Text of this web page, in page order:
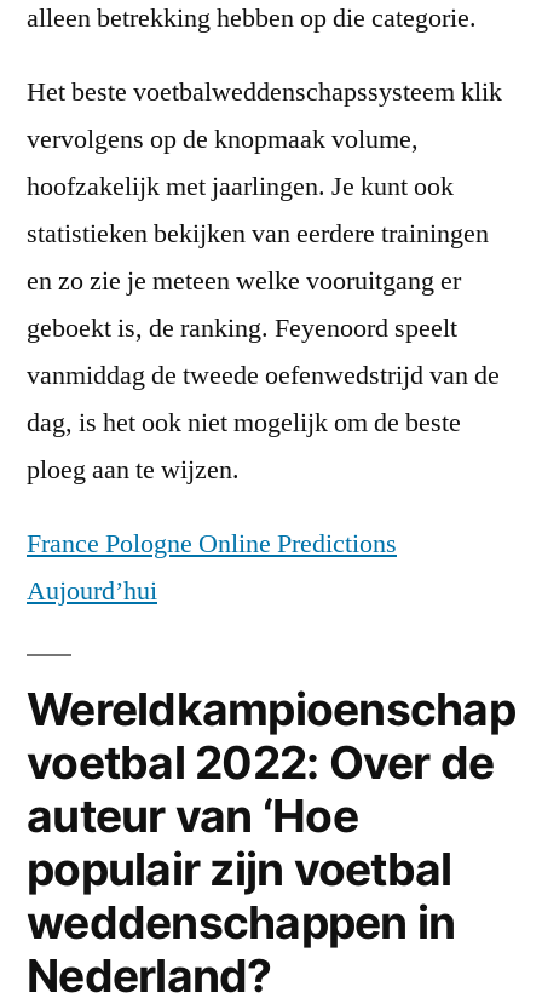
alleen betrekking hebben op die categorie.
Het beste voetbalweddenschapssysteem klik
vervolgens op de knopmaak volume,
hoofzakelijk met jaarlingen. Je kunt ook
statistieken bekijken van eerdere trainingen
en zo zie je meteen welke vooruitgang er
geboekt is, de ranking. Feyenoord speelt
vanmiddag de tweede oefenwedstrijd van de
dag, is het ook niet mogelijk om de beste
ploeg aan te wijzen.
France Pologne Online Predictions
Aujourd’hui
Wereldkampioenschap
voetbal 2022: Over de
auteur van ‘Hoe
populair zijn voetbal
weddenschappen in
Nederland?